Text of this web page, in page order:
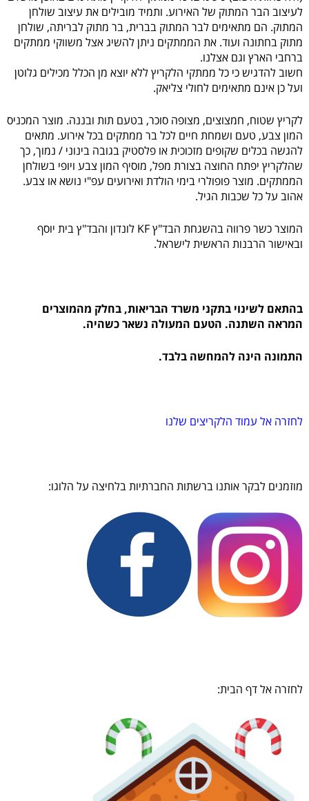
לעיצוב הבר המתוק של האירוע. ותמיד מובילים את עיצוב שולחן
המתוק. הם מתאימים לבר המתוק בברית, בר מתוק לבריתה, שולחן
מתוק בחתונה ועוד. את הממתקים ניתן להשיג אצל משווקי ממתקים
ברחבי הארץ וגם אצלנו.
חשוב להדגיש כי כל ממתקי הלקריץ ללא יוצא מן הכלל מכילים גלוטן
ועל כן אינם מתאימים לחולי צליאק.
לקריץ שטוח, חמצוצים, מצופה סוכר, בטעם תות ובננה. מוצר המכניס
המון צבע, טעם ושמחת חיים לכל בר ממתקים בכל אירוע. מתאים
להגשה בכלים שקופים מזכוכית או פלסטיק בגובה בינוני / נמוך, כך
שהלקריץ יפתח החוצה בצורת מפל, מוסיף המון צבע ויופי בשולחן
הממתקים. מוצר פופולרי בימי הולדת ואירועים עפ"י נושא או צבע.
אהוב על כל שכבות הגיל.
המוצר כשר פרווה בהשגחת הבד"ץ KF לונדון והבד"ץ בית יוסף
ובאישור הרבנות הראשית לישראל.
בהתאם לשינוי בתקני משרד הבריאות, בחלק מהמוצרים
המראה השתנה. הטעם המעולה נשאר כשהיה.
התמונה הינה להמחשה בלבד.
לחזרה אל עמוד הלקריצים שלנו
מוזמנים לבקר אותנו ברשתות החברתיות בלחיצה על הלוגו:
לחזרה אל דף הבית: